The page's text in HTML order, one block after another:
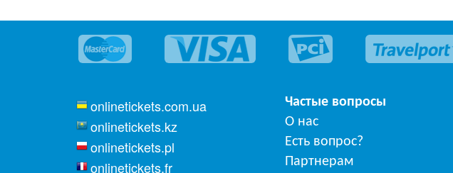
onlinetickets.com.ua
onlinetickets.kz
onlinetickets.pl
onlinetickets.fr
Частые вопросы
О нас
Есть вопрос?
Партнерам